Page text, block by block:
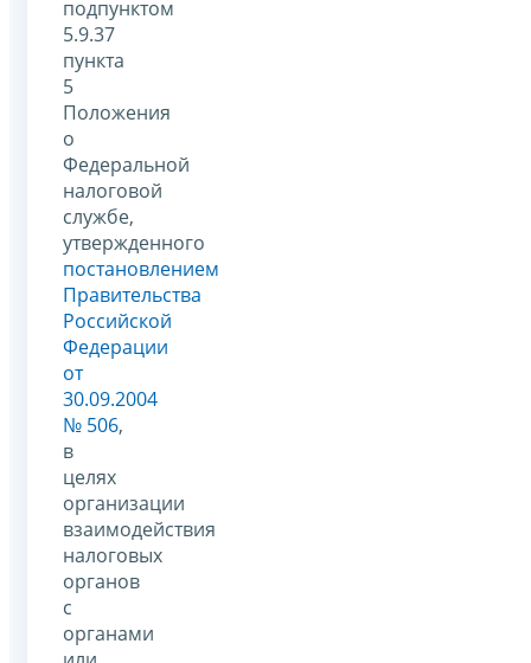
подпунктом
5.9.37
пункта
5
Положения
о
Федеральной
налоговой
службе,
утвержденного
постановлением
Правительства
Российской
Федерации
от
30.09.2004
№ 506,
в
целях
организации
взаимодействия
налоговых
органов
с
органами